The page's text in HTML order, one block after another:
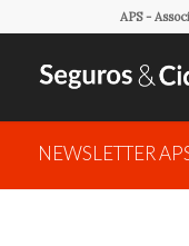
APS -
NEWSLETTER